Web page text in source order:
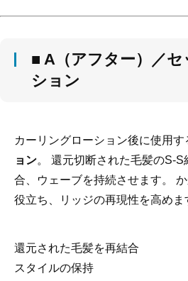
■ A（アフター）／
ション
カーリングローション後に使用す
ョン。 還元切断された毛髪のS-
合、ウェーブを持続させます。
役立ち、リッジの再現性を高めま
還元された毛髪を再結合
スタイルの保持